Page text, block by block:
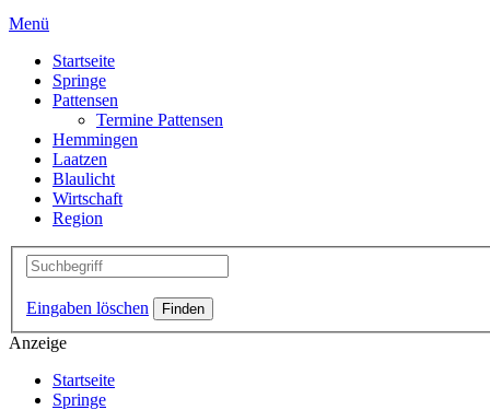
Menü
Startseite
Springe
Pattensen
Termine Pattensen
Hemmingen
Laatzen
Blaulicht
Wirtschaft
Region
Eingaben löschen
Anzeige
Startseite
Springe